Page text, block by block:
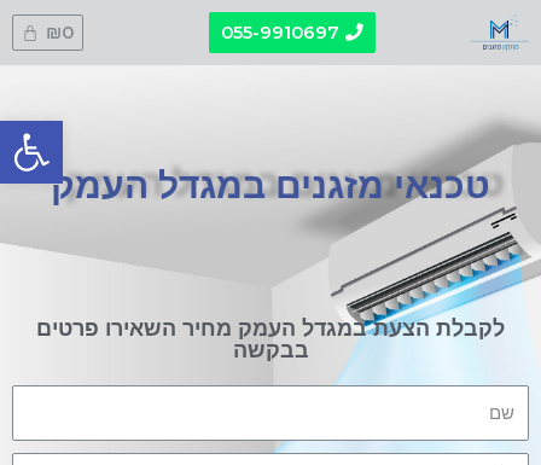
פתח
055-9910697
₪0
טכנאי מזגנים במגדל העמק
לקבלת הצעת במגדל העמק מחיר השאירו פרטים
בבקשה